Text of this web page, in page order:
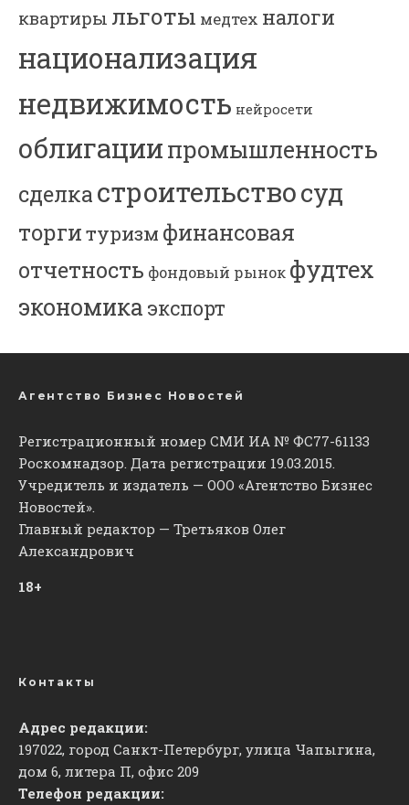
квартиры льготы медтех налоги
национализация
недвижимость нейросети
облигациипромышленность
сделкастроительствосуд
торгитуризм финансовая
отчетность фондовый рынок фудтех
экономика экспорт
Агентство Бизнес Новостей
Регистрационный номер СМИ ИА № ФС77-61133
Роскомнадзор. Дата регистрации 19.03.2015.
Учредитель и издатель — ООО «Агентство Бизнес
Новостей».
Главный редактор — Третьяков Олег
Александрович
18+
Контакты
Адрес редакции:
197022, город Санкт-Петербург, улица Чапыгина,
дом 6, литера П, офис 209
Телефон редакции: